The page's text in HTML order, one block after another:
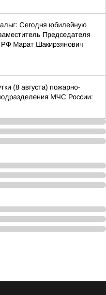
Сегодня юбилейную
Председателя
РФ Марат Шакирзянович
(8 августа) пожарно-
МЧС России: